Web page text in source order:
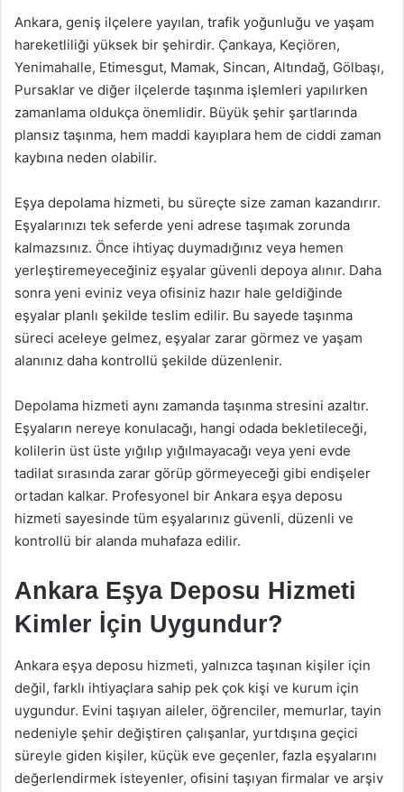
Ankara, geniş ilçelere yayılan, trafik yoğunluğu ve yaşam
hareketliliği yüksek bir şehirdir. Çankaya, Keçiören,
Yenimahalle, Etimesgut, Mamak, Sincan, Altındağ, Gölbaşı,
Pursaklar ve diğer ilçelerde taşınma işlemleri yapılırken
zamanlama oldukça önemlidir. Büyük şehir şartlarında
plansız taşınma, hem maddi kayıplara hem de ciddi zaman
kaybına neden olabilir.
Eşya depolama hizmeti, bu süreçte size zaman kazandırır.
Eşyalarınızı tek seferde yeni adrese taşımak zorunda
kalmazsınız. Önce ihtiyaç duymadığınız veya hemen
yerleştiremeyeceğiniz eşyalar güvenli depoya alınır. Daha
sonra yeni eviniz veya ofisiniz hazır hale geldiğinde
eşyalar planlı şekilde teslim edilir. Bu sayede taşınma
süreci aceleye gelmez, eşyalar zarar görmez ve yaşam
alanınız daha kontrollü şekilde düzenlenir.
Depolama hizmeti aynı zamanda taşınma stresini azaltır.
Eşyaların nereye konulacağı, hangi odada bekletileceği,
kolilerin üst üste yığılıp yığılmayacağı veya yeni evde
tadilat sırasında zarar görüp görmeyeceği gibi endişeler
ortadan kalkar. Profesyonel bir Ankara eşya deposu
hizmeti sayesinde tüm eşyalarınız güvenli, düzenli ve
kontrollü bir alanda muhafaza edilir.
Ankara Eşya Deposu Hizmeti
Kimler İçin Uygundur?
Ankara eşya deposu hizmeti, yalnızca taşınan kişiler için
değil, farklı ihtiyaçlara sahip pek çok kişi ve kurum için
uygundur. Evini taşıyan aileler, öğrenciler, memurlar, tayin
nedeniyle şehir değiştiren çalışanlar, yurtdışına geçici
süreyle giden kişiler, küçük eve geçenler, fazla eşyalarını
değerlendirmek isteyenler, ofisini taşıyan firmalar ve arşiv